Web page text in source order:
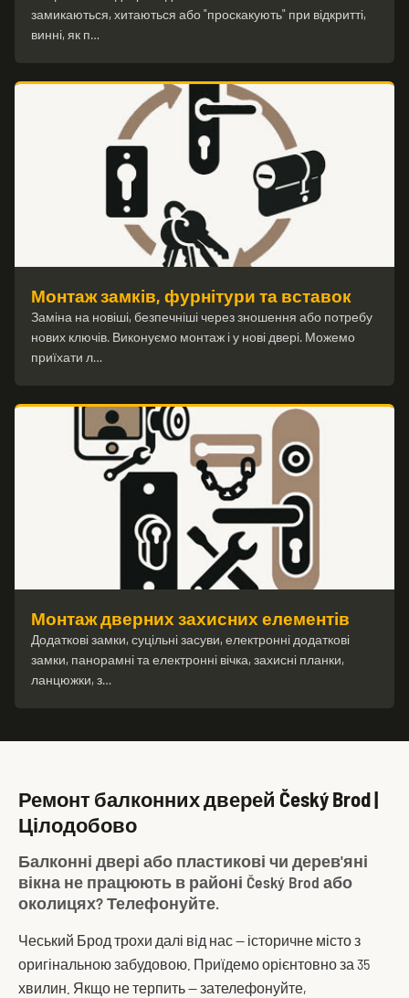
замикаються, хитаються або "проскакують" при відкритті,
винні, як п…
Монтаж замків, фурнітури та вставок
Заміна на новіші, безпечніші через зношення або потребу
нових ключів. Виконуємо монтаж і у нові двері. Можемо
приїхати л…
Монтаж дверних захисних елементів
Додаткові замки, суцільні засуви, електронні додаткові
замки, панорамні та електронні вічка, захисні планки,
ланцюжки, з…
Ремонт балконних дверей Český Brod |
Цілодобово
Балконні двері або пластикові чи дерев'яні
вікна не працюють в районі Český Brod або
околицях? Телефонуйте.
Чеський Брод трохи далі від нас — історичне місто з
оригінальною забудовою. Приїдемо орієнтовно за 35
хвилин. Якщо не терпить — зателефонуйте,